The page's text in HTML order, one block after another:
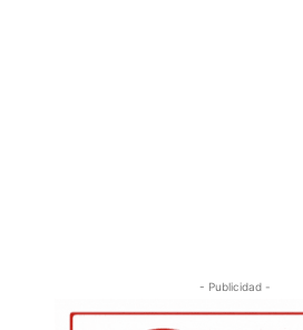
- Publicidad -